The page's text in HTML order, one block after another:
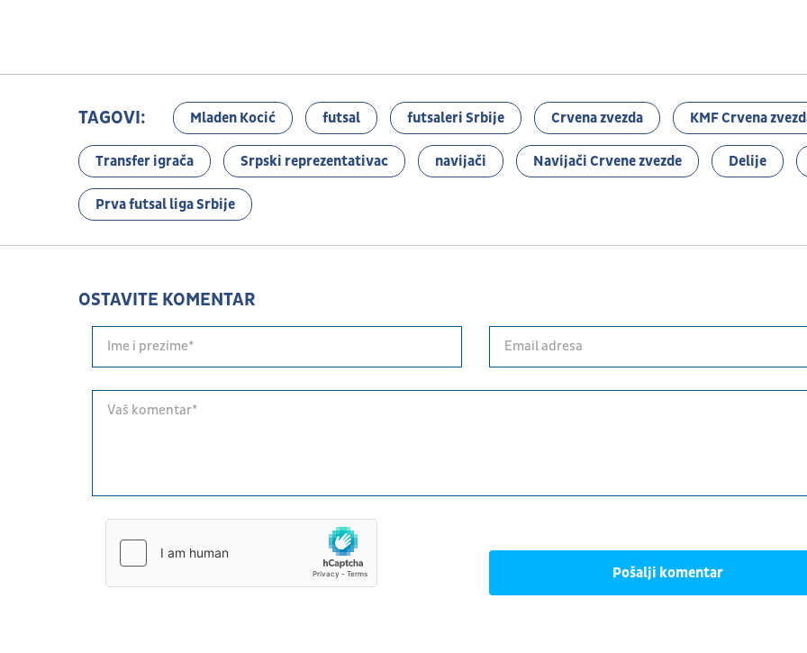
TAGOVI: Mladen Kocić futsal futsaleri Srbije Crvena zvezda KMF Crvena
Transfer igrača Srpski reprezentativac navijači Navijači Crvene zvezde Delije
Prva futsal liga Srbije
OSTAVITE KOMENTAR
Pošalji komentar